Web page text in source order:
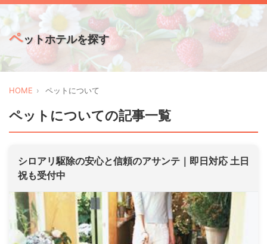
ペットホテルを探す
HOME ペットについて
ペットについての記事一覧
シロアリ駆除の安心と信頼のアサンテ｜即日対応 土日
祝も受付中